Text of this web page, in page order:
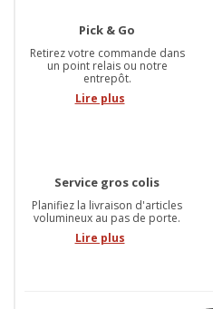
Pick & Go
Retirez votre commande dans
un point relais ou notre
entrepôt.
Lire plus
Service gros colis
Planifiez la livraison d'articles
volumineux au pas de porte.
Lire plus